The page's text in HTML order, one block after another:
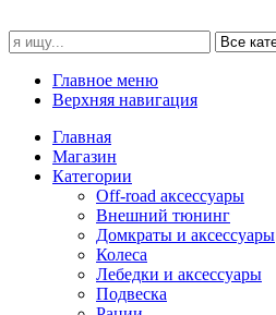
Главное меню
Верхняя навигация
Главная
Магазин
Категории
Off-road аксессуары
Внешний тюнинг
Домкраты и аксессуары
Колеса
Лебедки и аксессуары
Подвеска